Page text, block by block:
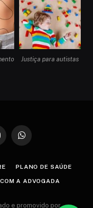
Justiça para autistas
WhatsApp
PLANO DE SAÚDE
A ADVOGADA
e promovido por